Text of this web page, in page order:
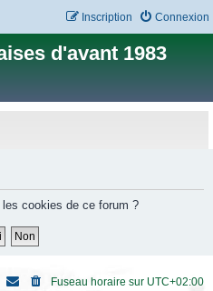
Connexion
Inscription
d'avant 1983
cookies de ce forum ?
Fuseau horaire sur UTC+02:00